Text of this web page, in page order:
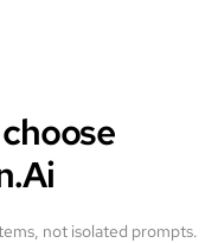
not isolated prompts.